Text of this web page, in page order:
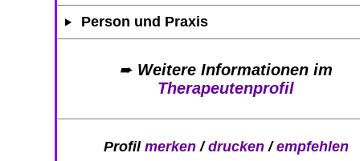
Person und Praxis
➨ Weitere Informationen im
Therapeutenprofil
Profil merken/drucken/empfehlen